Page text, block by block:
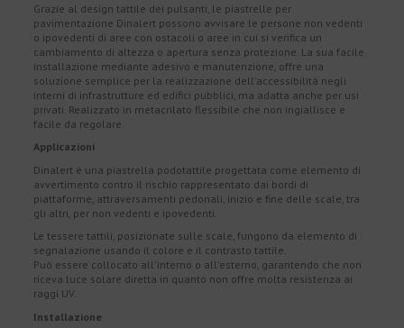
Grazie al design tattile dei pulsanti, le piastrelle per
pavimentazione Dinalert possono avvisare le persone non vedenti
o ipovedenti di aree con ostacoli o aree in cui si verifica un
cambiamento di altezza o apertura senza protezione. La sua facile
installazione mediante adesivo e manutenzione, offre una
soluzione semplice per la realizzazione dell'accessibilità negli
interni di infrastrutture ed edifici pubblici, ma adatta anche per usi
privati. Realizzato in metacrilato flessibile che non ingiallisce e
facile da regolare.
Applicazioni
Dinalert è una piastrella podotattile progettata come elemento di
avvertimento contro il rischio rappresentato dai bordi di
piattaforme, attraversamenti pedonali, inizio e fine delle scale, tra
gli altri, per non vedenti e ipovedenti.
Le tessere tattili, posizionate sulle scale, fungono da elemento di
segnalazione usando il colore e il contrasto tattile.
Può essere collocato all'interno o all'esterno, garantendo che non
riceva luce solare diretta in quanto non offre molta resistenza ai
raggi UV.
Installazione